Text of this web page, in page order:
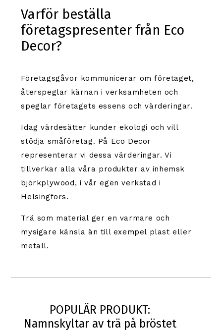
Varför beställa
företagspresenter från Eco
Decor?
Företagsgåvor kommunicerar om företaget,
återspeglar kärnan i verksamheten och
speglar företagets essens och värderingar.
Idag värdesätter kunder ekologi och vill
stödja småföretag. På Eco Decor
representerar vi dessa värderingar. Vi
tillverkar alla våra produkter av inhemsk
björkplywood, i vår egen verkstad i
Helsingfors.
Trä som material ger en varmare och
mysigare känsla än till exempel plast eller
metall.
POPULÄR PRODUKT:
Namnskyltar av trä på bröstet